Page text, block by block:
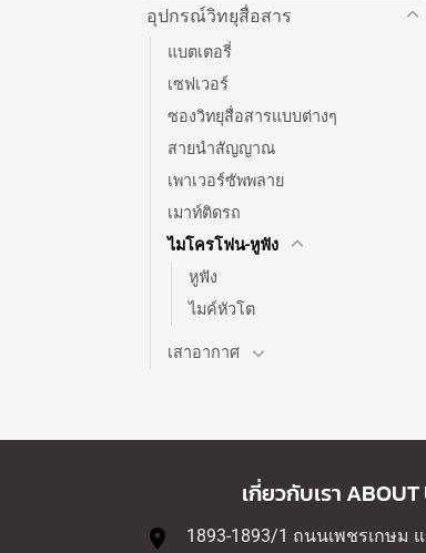
อุปกรณ์วิทยุสื่อสาร
แบตเตอรี่
เซฟเวอร์
ซองวิทยุสื่อสารแบบต่างๆ
สายนำสัญญาณ
เพาเวอร์ซัพพลาย
เมาท์ติดรถ
ไมโครโฟน-หูฟัง
หูฟัง
ไมค์หัวโต
เสาอากาศ
เกี่ยวกับเรา ABOUT
1893-1893/1 ถนนเพชรเกษม